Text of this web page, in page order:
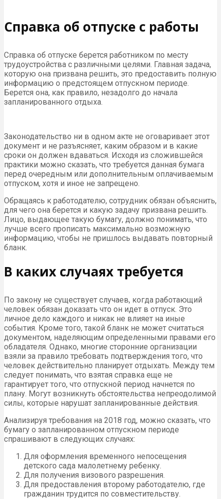
Справка об отпуске с работы
Справка об отпуске берется работником по месту
трудоустройства с различными целями. Главная задача,
которую она призвана решить, это предоставить полную
информацию о предстоящем отпускном периоде.
Берется она, как правило, незадолго до начала
запланированного отдыха.
Законодательство ни в одном акте не оговаривает этот
документ и не разъясняет, каким образом и в какие
сроки он должен вдаваться. Исходя из сложившейся
практики можно сказать, что требуется данная бумага
перед очередным или дополнительным оплачиваемым
отпуском, хотя и иное не запрещено.
Обращаясь к работодателю, сотрудник обязан объяснить,
для чего она берется и какую задачу призвана решить.
Лицо, выдающее такую бумагу, должно понимать, что
лучше всего прописать максимально возможную
информацию, чтобы не пришлось выдавать повторный
бланк.
В каких случаях требуется
По закону не существует случаев, когда работающий
человек обязан доказать что он идет в отпуск. Это
личное дело каждого и никак не влияет на иные
события. Кроме того, такой бланк не может считаться
документом, наделяющим определенными правами его
обладателя. Однако, многие сторонние организации
взяли за правило требовать подтверждения того, что
человек действительно планирует отдыхать. Между тем
следует понимать, что взятая справка еще не
гарантирует того, что отпускной период начнется по
плану. Могут возникнуть обстоятельства непреодолимой
силы, которые нарушат запланированные действия.
Анализируя требования на 2018 год, можно сказать, что
бумагу о запланированном отпускном периоде
спрашивают в следующих случаях:
Для оформления временного непосещения
детского сада малолетнему ребенку.
Для получения визового разрешения.
Для предоставления второму работодателю, где
гражданин трудится по совместительству.